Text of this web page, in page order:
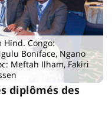
Hind. Congo:
Boniface, Ngano
Meftah Ilham, Fakiri
diplômés des